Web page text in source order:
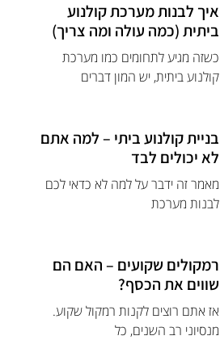
איך לבנות מערכת קולנוע
ביתית (כמה עולה ומה צריך)
כשזה מגיע לתחומים כמו מערכת
קולנוע ביתית, יש המון דברים
בניית קולנוע ביתי – למה אתם
לא יכולים לבד
מאמר זה ידבר על למה לא כדאי לכם
לבנות מערכת
רמקולים שקועים – האם הם
שווים את הכסף?
אז אתם רוצים לקנות רמקול שקוע.
מנסיוני רב השנים, כל